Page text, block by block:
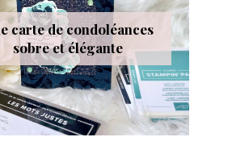
carte de condoléances
sobre et élégante